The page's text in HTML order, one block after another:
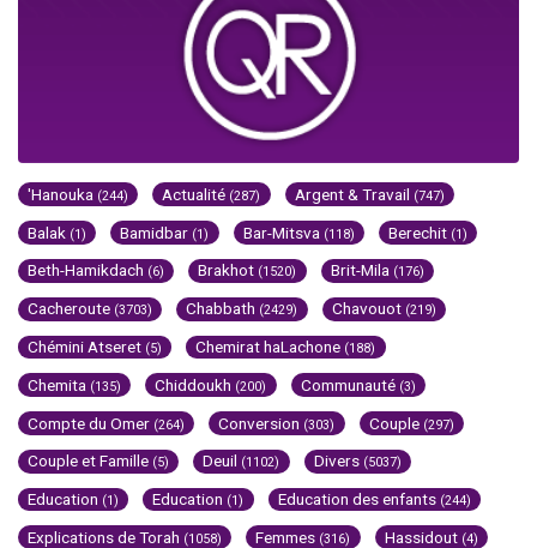
'Hanouka (244) Actualité (287) Argent & Travail (747)
Balak (1) Bamidbar (1) Bar-Mitsva (118) Berechit (1)
Beth-Hamikdach (6) Brakhot (1520) Brit-Mila (176)
Cacheroute (3703) Chabbath (2429) Chavouot (219)
Chémini Atseret (5) Chemirat haLachone (188)
Chemita (135) Chiddoukh (200) Communauté (3)
Compte du Omer (264) Conversion (303) Couple (297)
Couple et Famille (5) Deuil (1102) Divers (5037)
Education (1) Education (1) Education des enfants (244)
Explications de Torah (1058) Femmes (316) Hassidout (4)